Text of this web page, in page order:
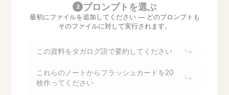
2 プロンプトを選ぶ
最初にファイルを追加してください — どのプロンプトも
そのファイルに対して実行されます。
この資料をタガログ語で要約してください
これらのノートからフラッシュカードを20
枚作ってください